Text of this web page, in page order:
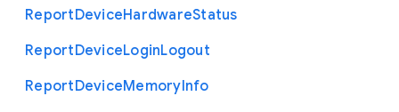
ReportDeviceHardwareStatus
ReportDeviceLoginLogout
ReportDeviceMemoryInfo